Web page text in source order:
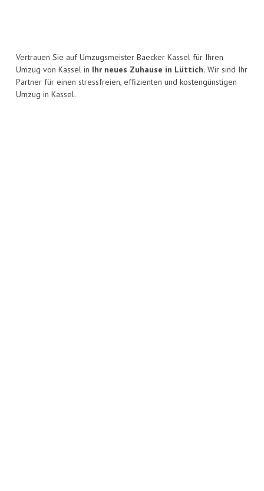
Vertrauen Sie auf Umzugsmeister Baecker Kassel für Ihren
Umzug von Kassel in Ihr neues Zuhause in Lüttich. Wir sind Ihr
Partner für einen stressfreien, effizienten und kostengünstigen
Umzug in Kassel.